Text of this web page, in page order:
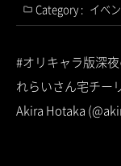
Category : イベ
#オリキャラ版深
れらいさん宅チー
Akira Hotaka